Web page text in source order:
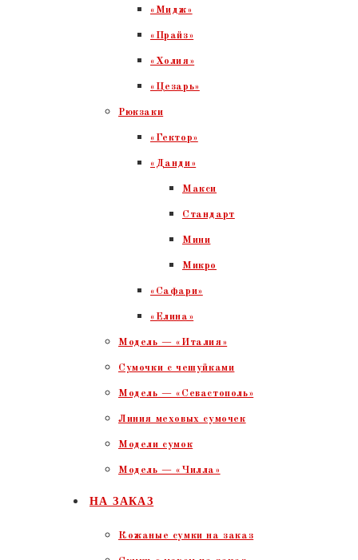
«Мидж»
«Прайз»
«Холия»
«Цезарь»
Рюкзаки
«Гектор»
«Данди»
Макси
Стандарт
Мини
Микро
«Сафари»
«Елина»
Модель — «Италия»
Сумочки с чешуйками
Модель — «Севастополь»
Линия меховых сумочек
Модели сумок
Модель — «Чилла»
НА ЗАКАЗ
Кожаные сумки на заказ